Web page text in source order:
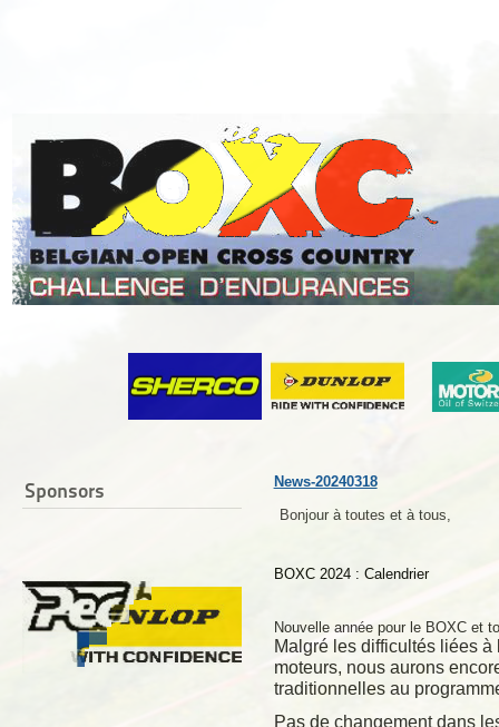
Sponsors
News-20240318
Bonjour à toutes et à tous,
BOXC 2024 : Calendrier
Nouvelle année pour le BOXC et
Malgré les difficultés liées
moteurs, nous aurons
traditionnelles au
Pas de changement dans